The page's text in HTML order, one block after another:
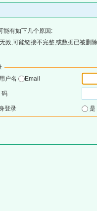
能有如下几个原因:
效,可能链接不完整,或数据已被删
用户名
Email
登录